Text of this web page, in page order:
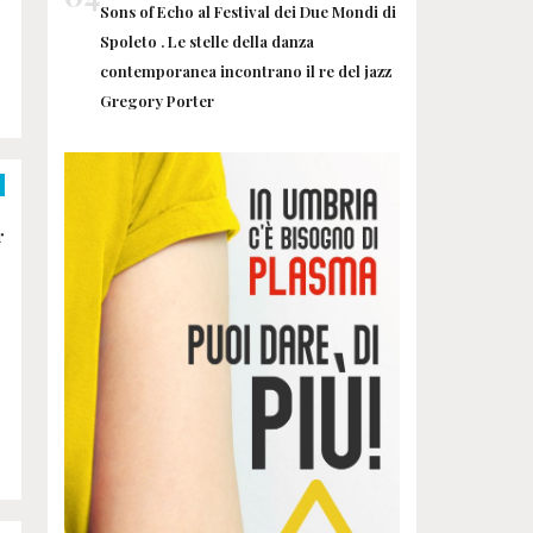
Sons of Echo al Festival dei Due Mondi di
Spoleto . Le stelle della danza
contemporanea incontrano il re del jazz
Gregory Porter